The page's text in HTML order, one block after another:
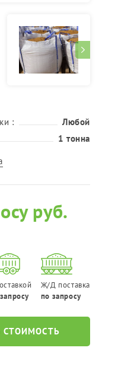
:
Любой
1 тонна
руб.
Ж/Д поставка
по запросу
СТОИМОСТЬ